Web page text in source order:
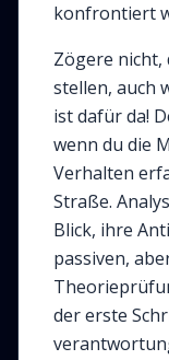
konfrontiert
Zögere nicht,
stellen, auch
ist dafür da!
wenn du die
Verhalten
Straße.
Blick, ihre
passiven,
der erste